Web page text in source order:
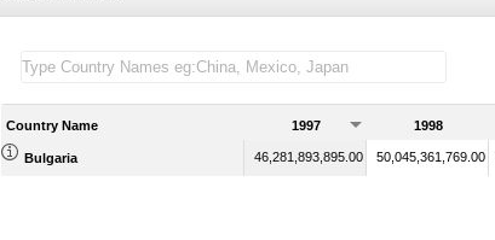
Country Name 1997 1998
Bulgaria 46,281,893,895.00 50,045,361,769.00